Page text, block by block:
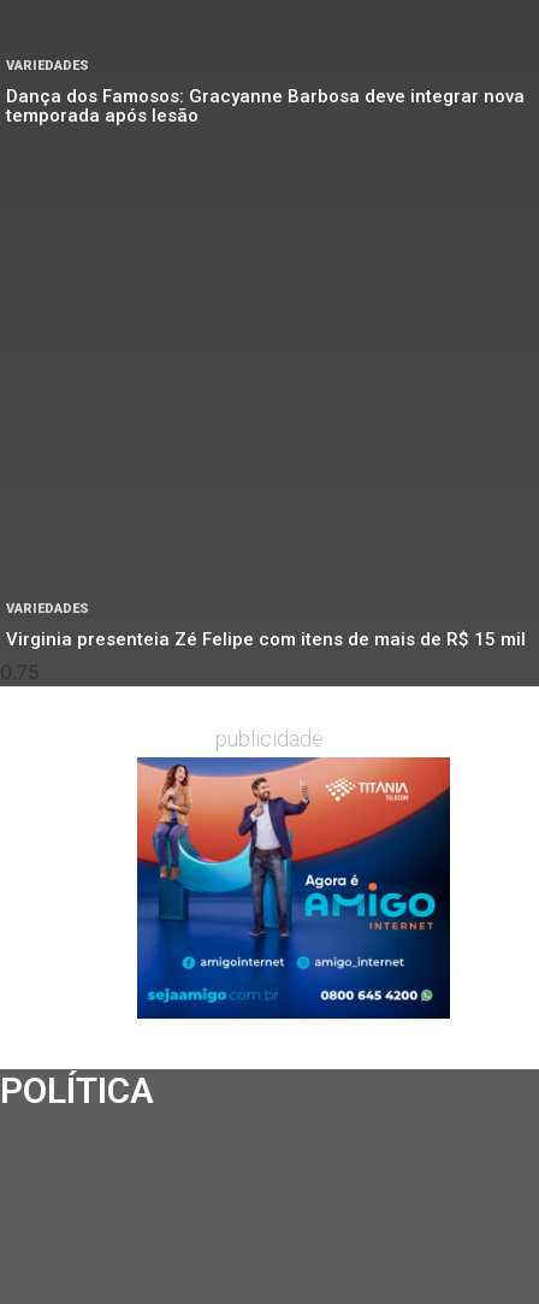
VARIEDADES
Dança dos Famosos: Gracyanne Barbosa deve integrar nova
temporada após lesão
VARIEDADES
Virginia presenteia Zé Felipe com itens de mais de R$ 15 mil
publicidade
POLÍTICA